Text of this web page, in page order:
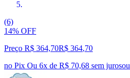
(6)
14% OFF
Preço R$ 364,70R$ 364,70
no Pix Ou 6x de R$ 70,68 sem jurosou